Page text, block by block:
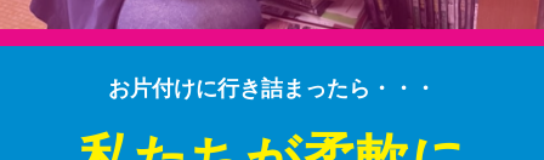
お片付けに行き詰まったら・・・